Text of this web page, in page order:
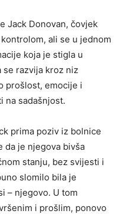
Jack Donovan, čovjek
ali se u jednom
koja je stigla u
se razvija kroz niz
prošlost, emocije i
na sadašnjost.
prima poziv iz bolnice
da je njegova bivša
stanju, bez svijesti i
slomilo bila je
– njegovo. U tom
i prošlim, ponovo